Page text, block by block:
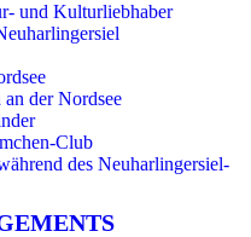
und Kulturliebhaber
der Nordsee
Club
des Neuharlingersiel-